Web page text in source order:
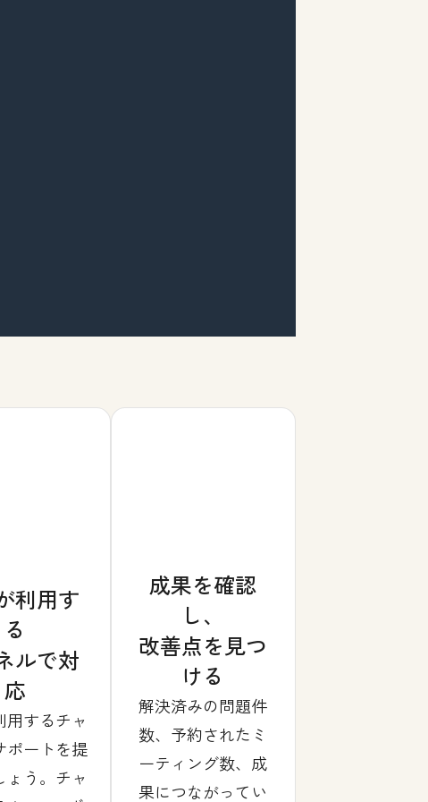
利用す
る
ルで対
応
用するチャ
ポートを提
ょう。チャ
成果を確認
し、
改善点を見つ
ける
解決済みの問題件
数、予約されたミ
ーティング数、成
果につながってい